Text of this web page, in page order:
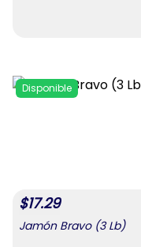
Disponible
$17.29
Jamón Bravo (3 Lb)